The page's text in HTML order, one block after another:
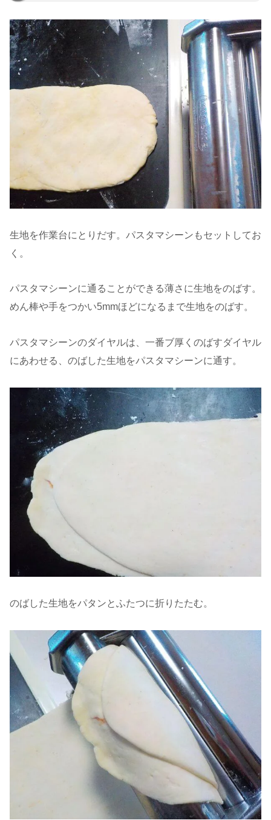
生地を作業台にとりだす。パスタマシーンもセットしてお
く。
パスタマシーンに通ることができる薄さに生地をのばす。
めん棒や手をつかい5mmほどになるまで生地をのばす。
パスタマシーンのダイヤルは、一番ブ厚くのばすダイヤル
にあわせる、のばした生地をパスタマシーンに通す。
のばした生地をパタンとふたつに折りたたむ。